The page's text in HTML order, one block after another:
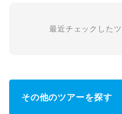
最近チェックした
その他のツアーを探す